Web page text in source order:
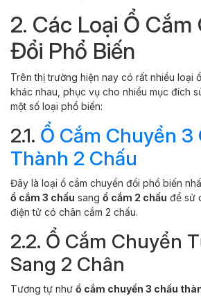
2. Các Loại Ổ Cắm
Đổi Phổ Biến
Trên thị trường hiện nay có rất nhiều loại
khác nhau, phục vụ cho nhiều mục đích
một số loại phổ biến:
2.1. Ổ Cắm Chuyển 3
Thành 2 Chấu
Đây là loại ổ cắm chuyển đổi phổ biến
ổ cắm 3 chấu sang ổ cắm 2 chấu để sử
điện tử có chân cắm 2 chấu.
2.2. Ổ Cắm Chuyển
Sang 2 Chân
Tương tự như ổ cắm chuyển 3 chấu